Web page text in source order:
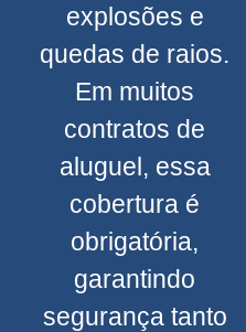
explosões e
quedas de raios.
Em muitos
contratos de
aluguel, essa
cobertura é
obrigatória,
garantindo
segurança tanto